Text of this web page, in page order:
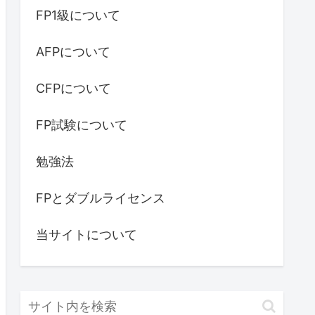
FP1級について
AFPについて
CFPについて
FP試験について
勉強法
FPとダブルライセンス
当サイトについて